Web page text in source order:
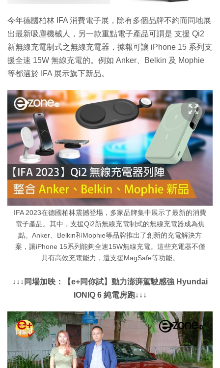
今年德國柏林 IFA 消費電子展，除有多個品牌不約而同地展
出最新吸塵機械人，另一款重點電子產品可謂是 支援 Qi2
新無線充電制式之無線充電器，據報可讓 iPhone 15 系列支
援全速 15W 無線充電的。例如 Anker、Belkin 及 Mophie
等都選於 IFA 展示旗下新品。
IFA 2023在德國柏林震撼登場，多家品牌集中展示了最新的消費
電子產品。其中，支援Qi2新無線充電制式的無線充電器成為焦
點。Anker、Belkin和Mophie等品牌推出了創新的充電解決方
案，讓iPhone 15系列能夠全速15W無線充電。這些充電器不僅
具有高效充電能力，還支援MagSafe等功能。
↓↓↓同場加映：【e+同你試】動力澎湃駕駛感強 Hyundai
IONIQ 6 純電房跑↓↓↓